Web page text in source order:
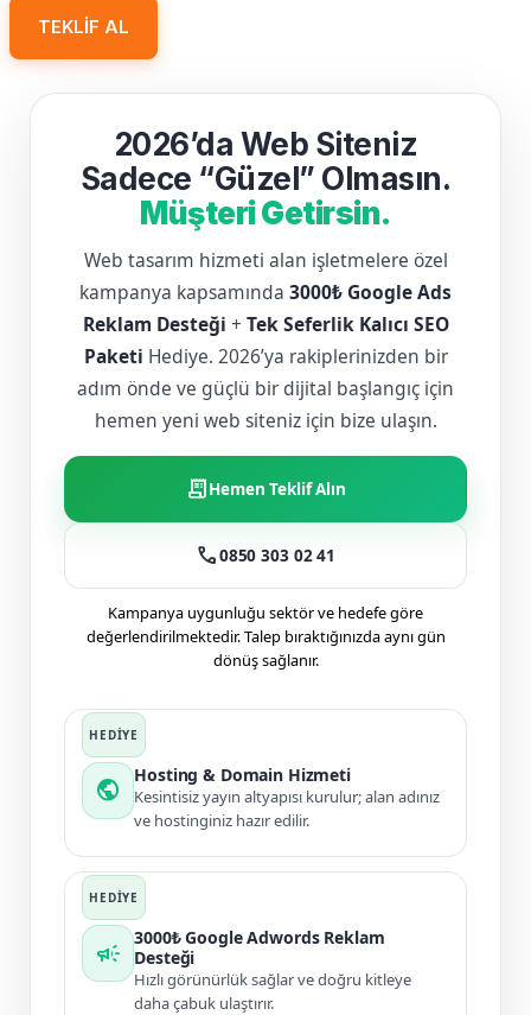
TEKLIF AL
2026’da Web Siteniz
Sadece “Güzel” Olmasın.
Müşteri Getirsin.
Web tasarım hizmeti alan işletmelere özel
kampanya kapsamında 3000₺ Google Ads
Reklam Desteği + Tek Seferlik Kalıcı SEO
Paketi Hediye. 2026’ya rakiplerinizden bir
adım önde ve güçlü bir dijital başlangıç için
hemen yeni web siteniz için bize ulaşın.
receipt_longHemen Teklif Alın
call0850 303 02 41
Kampanya uygunluğu sektör ve hedefe göre
değerlendirilmektedir. Talep bıraktığınızda aynı gün
dönüş sağlanır.
public
Hosting & Domain Hizmeti
Kesintisiz yayın altyapısı kurulur; alan adınız
ve hostinginiz hazır edilir.
campaign
3000₺ Google Adwords Reklam
Desteği
Hızlı görünürlük sağlar ve doğru kitleye
daha çabuk ulaştırır.